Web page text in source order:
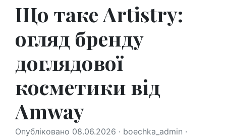
Що таке Artistry:
огляд бренду
доглядової
косметики від
Amway
Опубліковано 08.06.2026 · boechka_admin ·